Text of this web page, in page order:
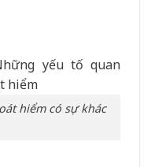
hiểm có sự khác